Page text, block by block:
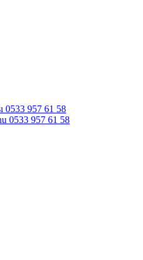
0533 957 61 58
0533 957 61 58